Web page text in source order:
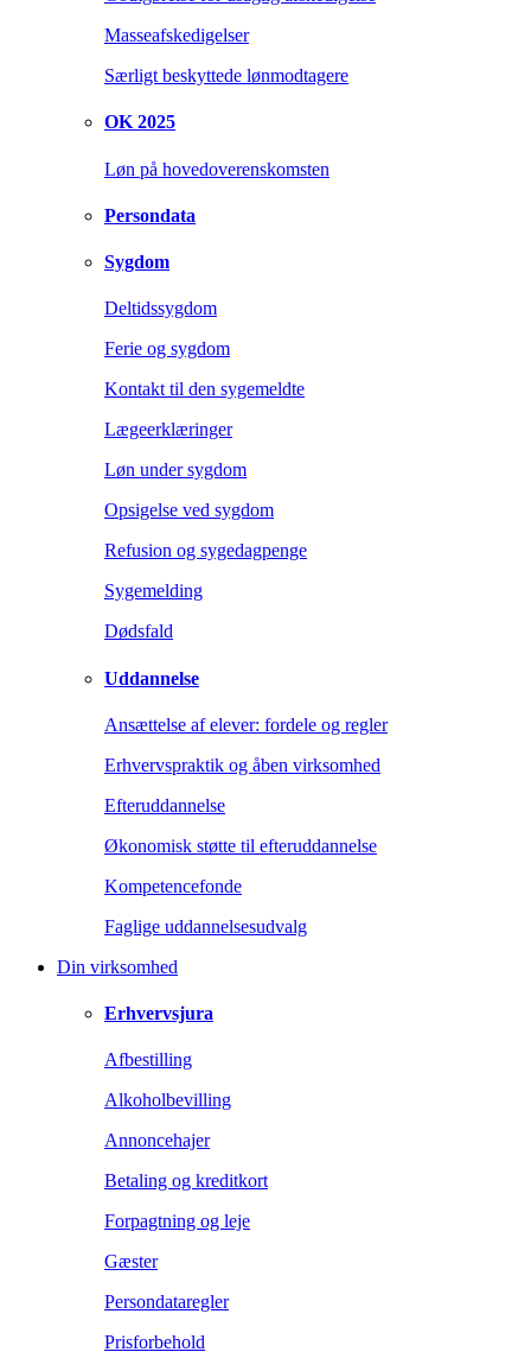
Masseafskedigelser
Særligt beskyttede lønmodtagere
OK 2025
Løn på hovedoverenskomsten
Persondata
Sygdom
Deltidssygdom
Ferie og sygdom
Kontakt til den sygemeldte
Lægeerklæringer
Løn under sygdom
Opsigelse ved sygdom
Refusion og sygedagpenge
Sygemelding
Dødsfald
Uddannelse
Ansættelse af elever: fordele og regler
Erhvervspraktik og åben virksomhed
Efteruddannelse
Økonomisk støtte til efteruddannelse
Kompetencefonde
Faglige uddannelsesudvalg
Din virksomhed
Erhvervsjura
Afbestilling
Alkoholbevilling
Annoncehajer
Betaling og kreditkort
Forpagtning og leje
Gæster
Persondataregler
Prisforbehold